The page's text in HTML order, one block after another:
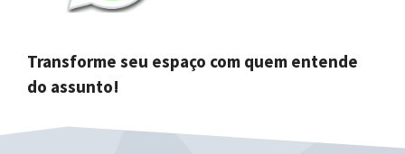
Transforme seu espaço com quem entende
do assunto!